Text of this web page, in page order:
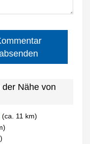
Nähe von
(ca. 11 km)